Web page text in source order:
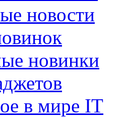
новости
новинки
в мире IT